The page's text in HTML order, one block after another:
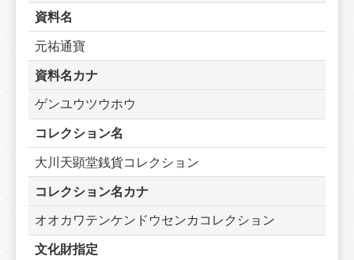
資料名
元祐通寶
資料名カナ
ゲンユウツウホウ
コレクション名
大川天顕堂銭貨コレクション
コレクション名カナ
オオカワテンケンドウセンカコレクション
文化財指定